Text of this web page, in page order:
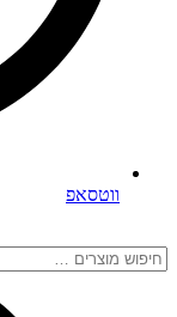
ווטסאפ
חיפוש
מוצרים